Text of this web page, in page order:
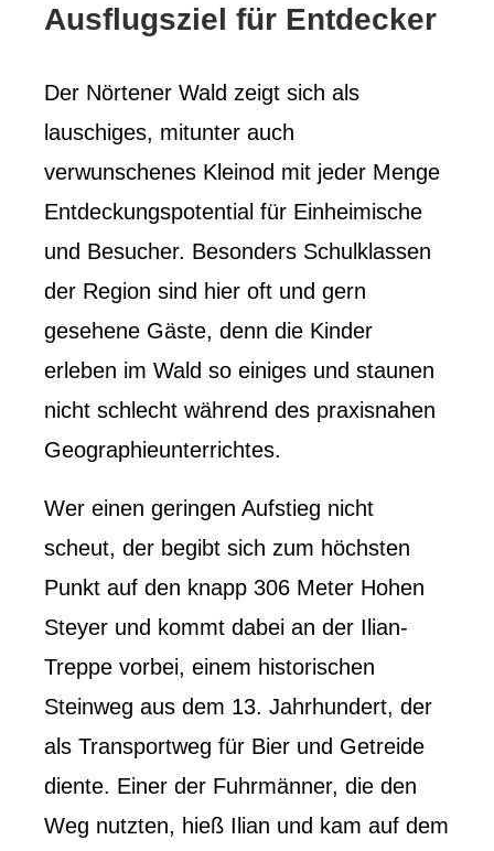
Ausflugsziel für Entdecker
Der Nörtener Wald zeigt sich als
lauschiges, mitunter auch
verwunschenes Kleinod mit jeder Menge
Entdeckungspotential für Einheimische
und Besucher. Besonders Schulklassen
der Region sind hier oft und gern
gesehene Gäste, denn die Kinder
erleben im Wald so einiges und staunen
nicht schlecht während des praxisnahen
Geographieunterrichtes.
Wer einen geringen Aufstieg nicht
scheut, der begibt sich zum höchsten
Punkt auf den knapp 306 Meter Hohen
Steyer und kommt dabei an der Ilian-
Treppe vorbei, einem historischen
Steinweg aus dem 13. Jahrhundert, der
als Transportweg für Bier und Getreide
diente. Einer der Fuhrmänner, die den
Weg nutzten, hieß Ilian und kam auf dem